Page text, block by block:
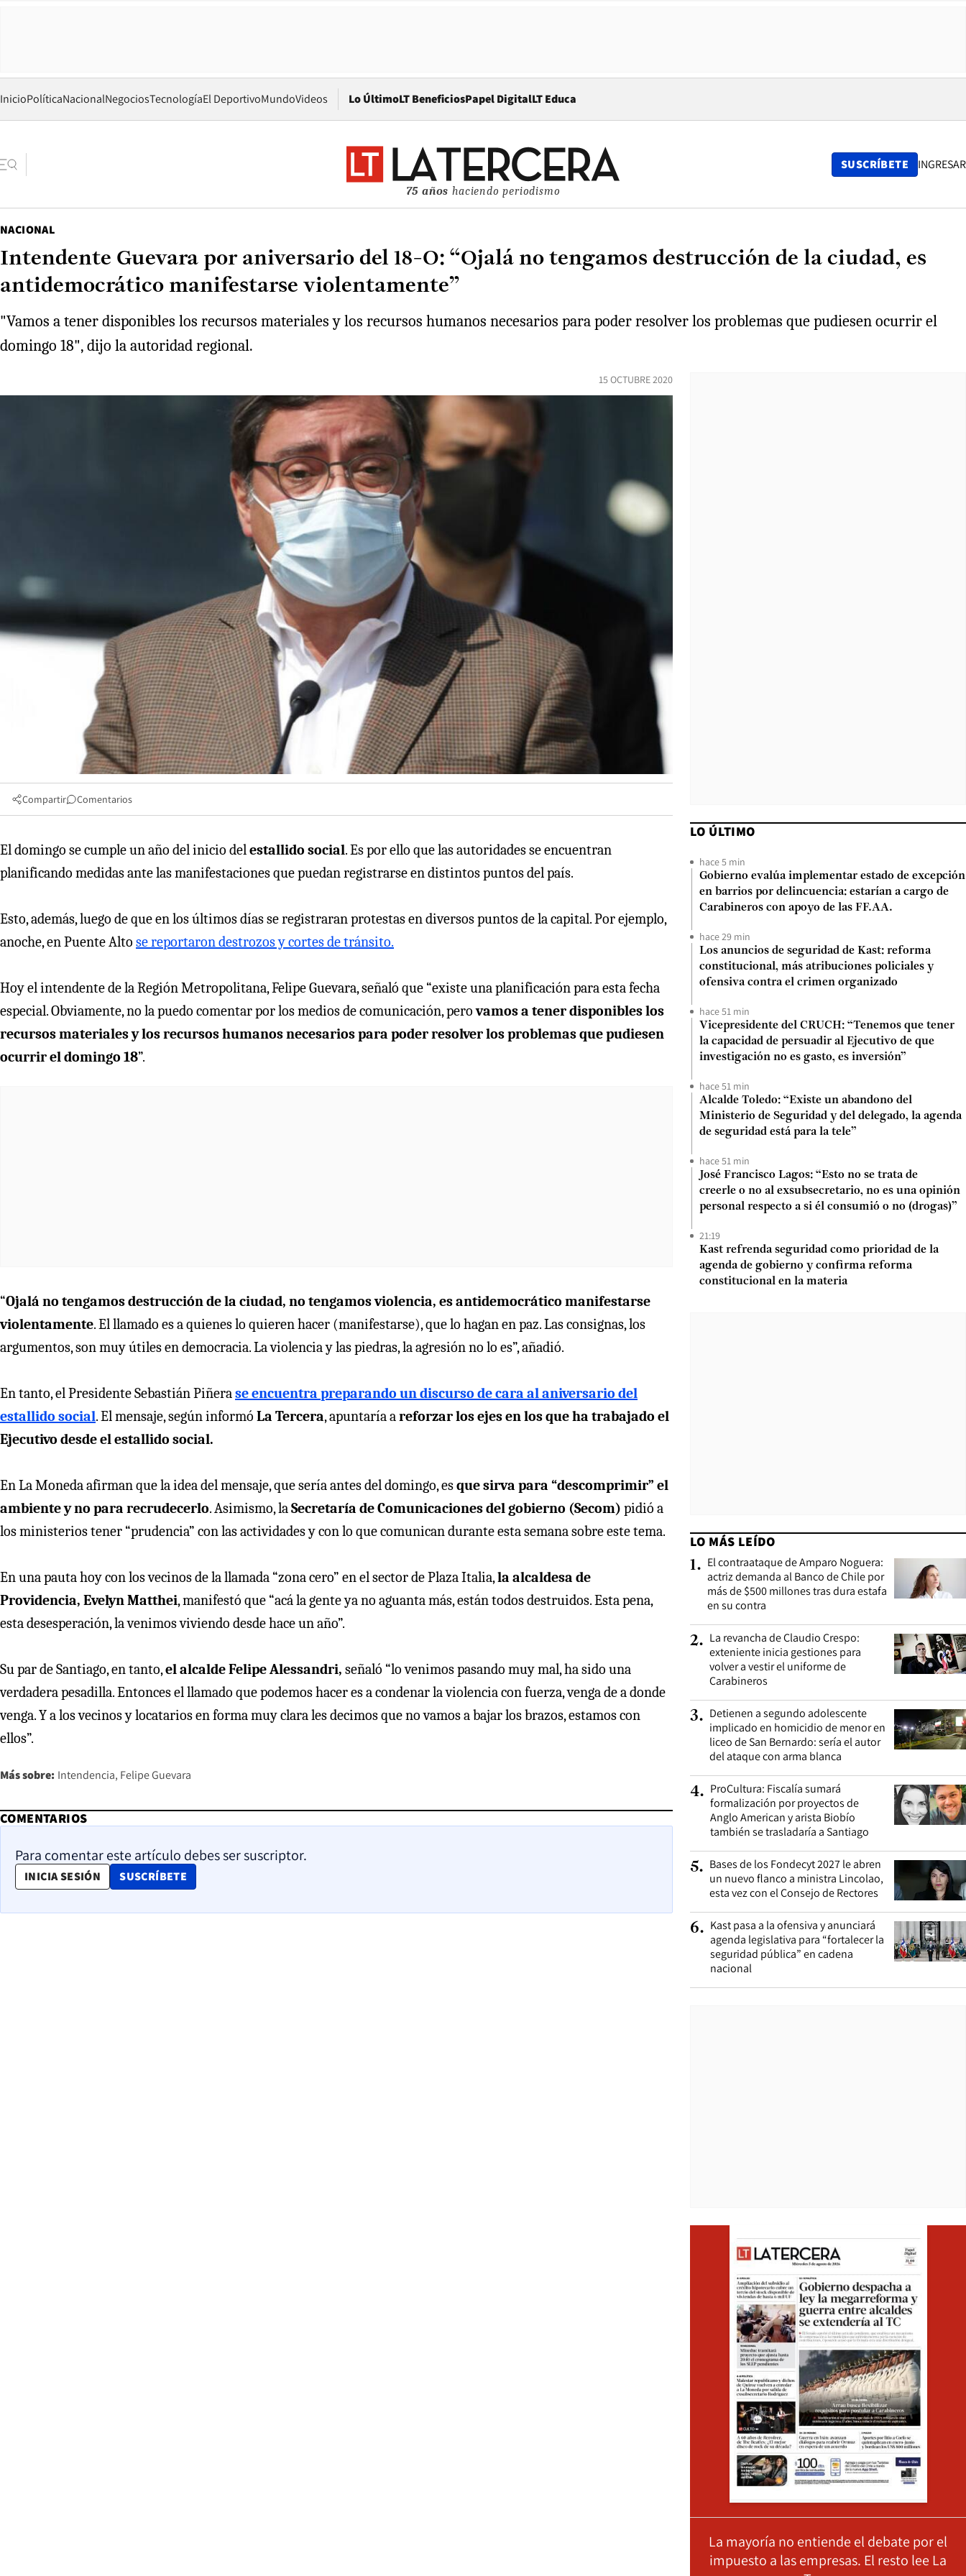
InicioPolíticaNacionalNegociosTecnologíaEl DeportivoMundoVideos Lo ÚltimoLT BeneficiosPapel DigitalOpens in new window
LT Educa
75 años haciendo periodismo
SUSCRÍBETE INGRESAR
NACIONAL
Intendente Guevara por aniversario del 18-O: “Ojalá no tengamos destrucción de la ciudad, es
antidemocrático manifestarse violentamente”
"Vamos a tener disponibles los recursos materiales y los recursos humanos necesarios para poder resolver los problemas que pudiesen ocurrir el
domingo 18", dijo la autoridad regional.
15 OCTUBRE 2020
Compartir Comentarios
El domingo se cumple un año del inicio delestallido social. Es por ello que las autoridades se encuentran
planificando medidas ante las manifestaciones que puedan registrarse en distintos puntos del país.
Esto, además, luego de que en los últimos días se registraran protestas en diversos puntos de la capital. Por ejemplo,
anoche, en Puente Alto se reportaron destrozos y cortes de tránsito.
Hoy el intendente de la Región Metropolitana, Felipe Guevara, señaló que “existe una planificación para esta fecha
especial. Obviamente, no la puedo comentar por los medios de comunicación, perovamos a tener disponibles los
recursos materiales y los recursos humanos necesarios para poder resolver los problemas que pudiesen
ocurrir el domingo 18”.
“Ojalá no tengamos destrucción de la ciudad, no tengamos violencia, es antidemocrático manifestarse
violentamente. El llamado es a quienes lo quieren hacer (manifestarse), que lo hagan en paz. Las consignas, los
argumentos, son muy útiles en democracia. La violencia y las piedras, la agresión no lo es”, añadió.
En tanto, el Presidente Sebastián Piñerase encuentra preparando un discurso de cara al aniversario del
estallido social. El mensaje, según informó La Tercera, apuntaría areforzar los ejes en los que ha trabajado el
Ejecutivo desde el estallido social.
En La Moneda afirman que la idea del mensaje, que sería antes del domingo, esque sirva para “descomprimir” el
ambiente y no para recrudecerlo. Asimismo, laSecretaría de Comunicaciones del gobierno (Secom) pidió a
los ministerios tener “prudencia” con las actividades y con lo que comunican durante esta semana sobre este tema.
En una pauta hoy con los vecinos de la llamada “zona cero” en el sector de Plaza Italia,la alcaldesa de
Providencia, Evelyn Matthei, manifestó que “acá la gente ya no aguanta más, están todos destruidos. Esta pena,
esta desesperación, la venimos viviendo desde hace un año”.
Su par de Santiago, en tanto,el alcalde Felipe Alessandri, señaló “lo venimos pasando muy mal, ha sido una
verdadera pesadilla. Entonces el llamado que podemos hacer es a condenar la violencia con fuerza, venga de a donde
venga. Y a los vecinos y locatarios en forma muy clara les decimos que no vamos a bajar los brazos, estamos con
ellos”.
Más sobre: Intendencia Felipe Guevara
COMENTARIOS
Para comentar este artículo debes ser suscriptor.
INICIA SESIÓN SUSCRÍBETE
OPENS IN NEW WINDOW
LO ÚLTIMO
hace 5 min
Gobierno evalúa implementar estado de excepción
en barrios por delincuencia: estarían a cargo de
Carabineros con apoyo de las FF.AA.
hace 29 min
Los anuncios de seguridad de Kast: reforma
constitucional, más atribuciones policiales y
ofensiva contra el crimen organizado
hace 51 min
Vicepresidente del CRUCH: “Tenemos que tener
la capacidad de persuadir al Ejecutivo de que
investigación no es gasto, es inversión”
hace 51 min
Alcalde Toledo: “Existe un abandono del
Ministerio de Seguridad y del delegado, la agenda
de seguridad está para la tele”
hace 51 min
José Francisco Lagos: “Esto no se trata de
creerle o no al exsubsecretario, no es una opinión
personal respecto a si él consumió o no (drogas)”
21:19
Kast refrenda seguridad como prioridad de la
agenda de gobierno y confirma reforma
constitucional en la materia
LO MÁS LEÍDO
1. El contraataque de Amparo Noguera:
actriz demanda al Banco de Chile por
más de $500 millones tras dura estafa
en su contra
2. La revancha de Claudio Crespo:
exteniente inicia gestiones para
volver a vestir el uniforme de
Carabineros
3. Detienen a segundo adolescente
implicado en homicidio de menor en
liceo de San Bernardo: sería el autor
del ataque con arma blanca
4. ProCultura: Fiscalía sumará
formalización por proyectos de
Anglo American y arista Biobío
también se trasladaría a Santiago
5. Bases de los Fondecyt 2027 le abren
un nuevo flanco a ministra Lincolao,
esta vez con el Consejo de Rectores
6. Kast pasa a la ofensiva y anunciará
agenda legislativa para “fortalecer la
seguridad pública” en cadena
nacional
La mayoría no entiende el debate por el
impuesto a las empresas. El resto lee La